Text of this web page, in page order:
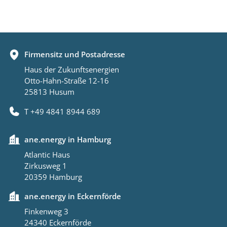
Firmensitz und Postadresse
Haus der Zukunftsenergien
Otto-Hahn-Straße 12-16
25813 Husum
T +49 4841 8944 689
ane.energy in Hamburg
Atlantic Haus
Zirkusweg 1
20359 Hamburg
ane.energy in Eckernförde
Finkenweg 3
24340 Eckernförde